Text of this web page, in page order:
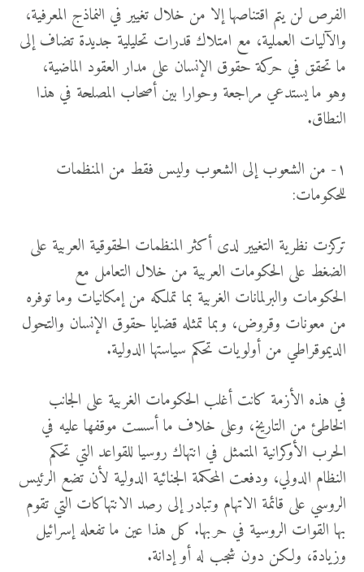
الفرص لن يتم اقتناصها إلا من خلال تغيير في النماذج المعرفية،
والآليات العملية، مع امتلاك قدرات تحليلية جديدة تضاف إلى
ما تحقق في حركة حقوق الإنسان على مدار العقود الماضية،
وهو ما يستدعي مراجعة وحوارا بين أصحاب المصلحة في هذا
النطاق.
١- من الشعوب إلى الشعوب وليس فقط من المنظمات
للحكومات:
تركزت نظرية التغيير لدى أكثر المنظمات الحقوقية العربية على
الضغط على الحكومات العربية من خلال التعامل مع
الحكومات والبرلمانات الغربية بما تملكه من إمكانيات وما توفره
من معونات وقروض، وبما تمثله قضايا حقوق الإنسان والتحول
الديموقراطي من أولويات تحكم سياستها الدولية.
في هذه الأزمة كانت أغلب الحكومات الغربية على الجانب
الخاطئ من التاريخ، وعلى خلاف ما أسست موقفها عليه في
الحرب الأوكرانية المتمثل في انتهاك روسيا للقواعد التي تحكم
النظام الدولي، ودفعت المحكمة الجنائية الدولية لأن تضع الرئيس
الروسي على قائمة الاتهام وتبادر إلى رصد الانتهاكات التي تقوم
بها القوات الروسية في حربها. كل هذا عين ما تفعله إسرائيل
وزيادة، ولكن دون شجب له أو إدانة.